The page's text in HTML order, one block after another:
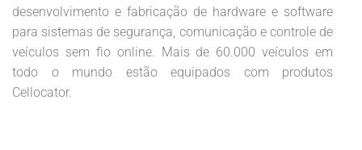
desenvolvimento e fabricação de hardware e software
para sistemas de segurança, comunicação e controle de
veículos sem fio online. Mais de 60.000 veículos em
todo o mundo estão equipados com produtos
Cellocator.